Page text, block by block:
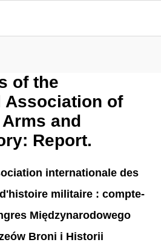
of the
Association of
and
Report.
internationale des
militaire : compte-
Międzynarodowego
Broni i Historii